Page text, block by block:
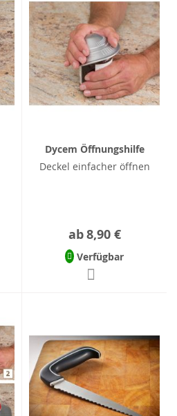
Dycem Öffnungshilfe
Deckel einfacher öffnen
ab8,90 €
Verfügbar